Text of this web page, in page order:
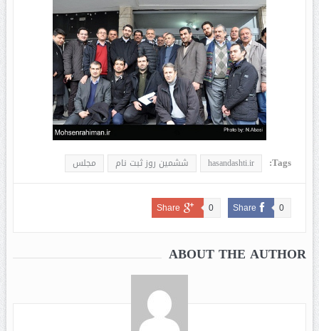
Tags:
hasandashti.ir ششمین روز ثبت نام مجلس
Share 0
Share 0
ABOUT THE AUTHOR